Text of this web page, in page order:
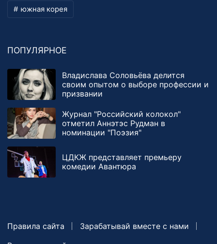
южная корея
ПОПУЛЯРНОЕ
Владислава Соловьёва делится
своим опытом о выборе профессии и
призвании
Журнал "Российский колокол"
отметил Аннэтэс Рудман в
номинации "Поэзия"
ЦДКЖ представляет премьеру
комедии Авантюра
Правила сайта
Зарабатывай вместе с нами